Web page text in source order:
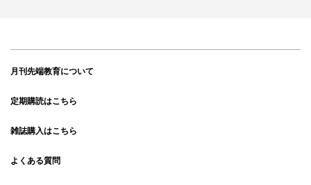
月刊先端教育について
定期購読はこちら
雑誌購入はこちら
よくある質問